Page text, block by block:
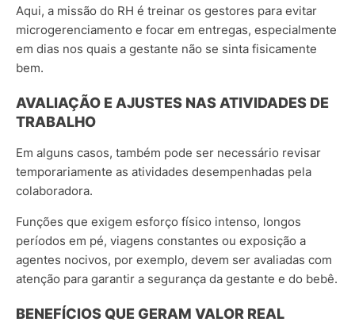
Aqui, a missão do RH é treinar os gestores para evitar
microgerenciamento e focar em entregas, especialmente
em dias nos quais a gestante não se sinta fisicamente
bem.
AVALIAÇÃO E AJUSTES NAS ATIVIDADES DE
TRABALHO
Em alguns casos, também pode ser necessário revisar
temporariamente as atividades desempenhadas pela
colaboradora.
Funções que exigem esforço físico intenso, longos
períodos em pé, viagens constantes ou exposição a
agentes nocivos, por exemplo, devem ser avaliadas com
atenção para garantir a segurança da gestante e do bebê.
BENEFÍCIOS QUE GERAM VALOR REAL